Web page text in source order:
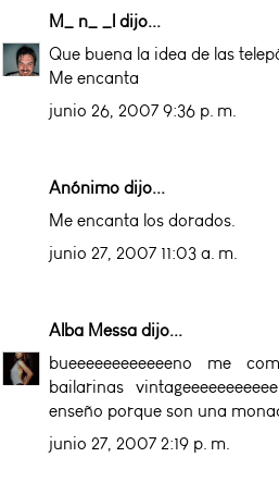
M_ n_ _l dijo...
Que buena la idea de las
Me encanta
junio 26, 2007 9:36 p. m.
Anónimo dijo...
Me encanta los dorados.
junio 27, 2007 11:03 a. m.
Alba Messa dijo...
bueeeeeeeeeeeeno me
bailarinas
enseño porque son una
junio 27, 2007 2:19 p. m.